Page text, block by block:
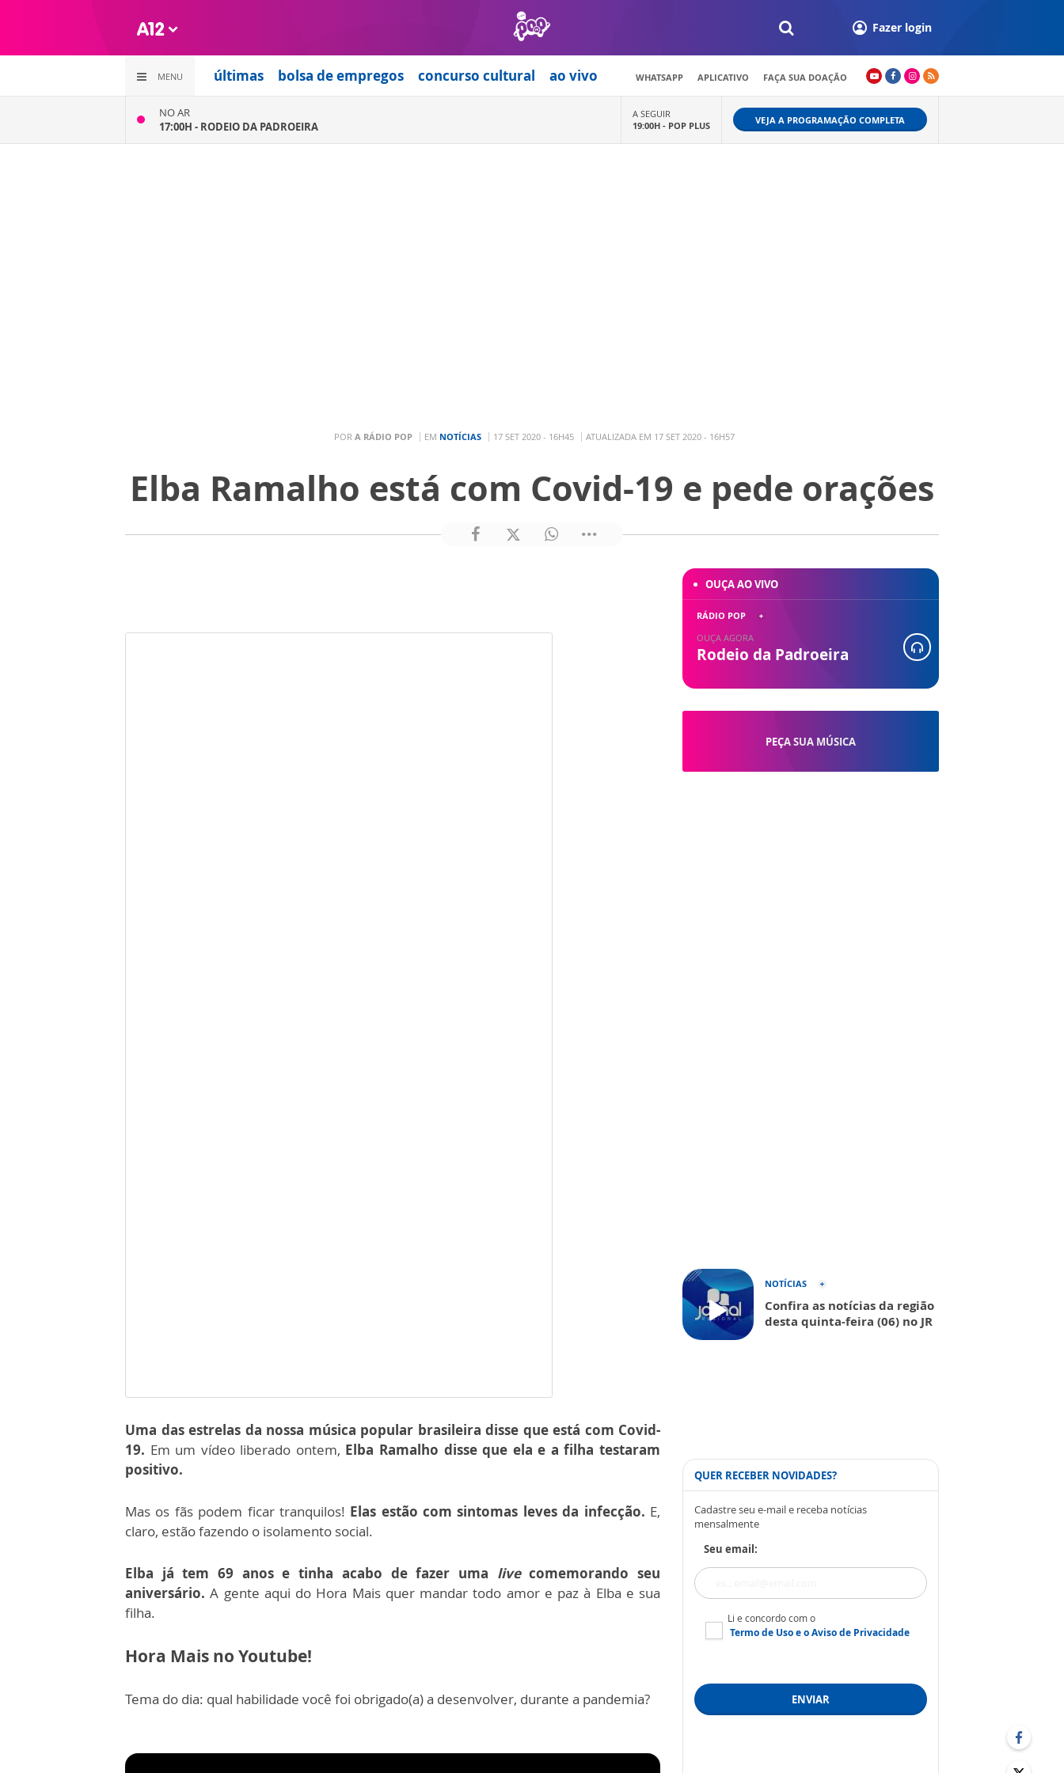
Fazer login
MENU últimas bolsa de empregos concurso cultural ao vivo WHATSAPP APLICATIVO FAÇA SUA DOAÇÃO
NO AR
17:00H - RODEIO DA PADROEIRA
A SEGUIR
19:00H - POP PLUS VEJA A PROGRAMAÇÃO COMPLETA
POR A RÁDIO POP EM NOTÍCIAS 17 SET 2020 - 16H45 ATUALIZADA EM 17 SET 2020 - 16H57
Elba Ramalho está com Covid-19 e pede orações
Uma das estrelas da nossa música popular brasileira disse que está com Covid-
19. Em um vídeo liberado ontem, Elba Ramalho disse que ela e a filha testaram
positivo.
Mas os fãs podem ficar tranquilos! Elas estão com sintomas leves da infecção. E,
claro, estão fazendo o isolamento social.
Elba já tem 69 anos e tinha acabo de fazer uma livecomemorando seu
aniversário.A gente aqui do Hora Mais quer mandar todo amor e paz à Elba e sua
filha.
Hora Mais no Youtube!
Tema do dia: qual habilidade você foi obrigado(a) a desenvolver, durante a pandemia?
PEÇA SUA MÚSICA
OUÇA AO VIVO
RÁDIO POP
OUÇA AGORA
Rodeio da Padroeira
NOTÍCIAS
Confira as notícias da região
desta quinta-feira (06) no JR
QUER RECEBER NOVIDADES?
Cadastre seu e-mail e receba notícias
mensalmente
Seu email:
Li e concordo com o
Termo de Usoe oAviso de Privacidade
ENVIAR